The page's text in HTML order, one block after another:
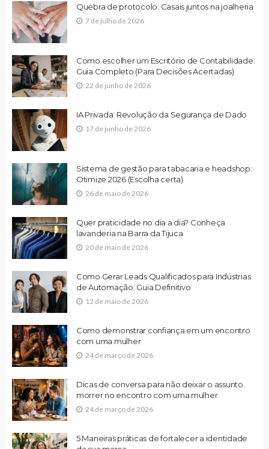
Quebra de protocolo: Casais juntos na joalheria
7 de julho de 2026
Como escolher um Escritório de Contabilidade:
Guia Completo (Para Decisões Acertadas)
22 de junho de 2026
IA Privada: Revolução da Segurança de Dado
17 de junho de 2026
Sistema de gestão para tabacaria e headshop:
Otimize 2026 (Escolha certa)
26 de maio de 2026
Quer praticidade no dia a dia? Conheça
lavanderia na Barra da Tijuca
20 de maio de 2026
Como Gerar Leads Qualificados para Indústrias
de Automação: Guia Definitivo
12 de maio de 2026
Como demonstrar confiança em um encontro
com uma mulher
24 de março de 2026
Dicas de conversa para não deixar o assunto
morrer no encontro com uma mulher
24 de março de 2026
5 Maneiras práticas de fortalecer a identidade